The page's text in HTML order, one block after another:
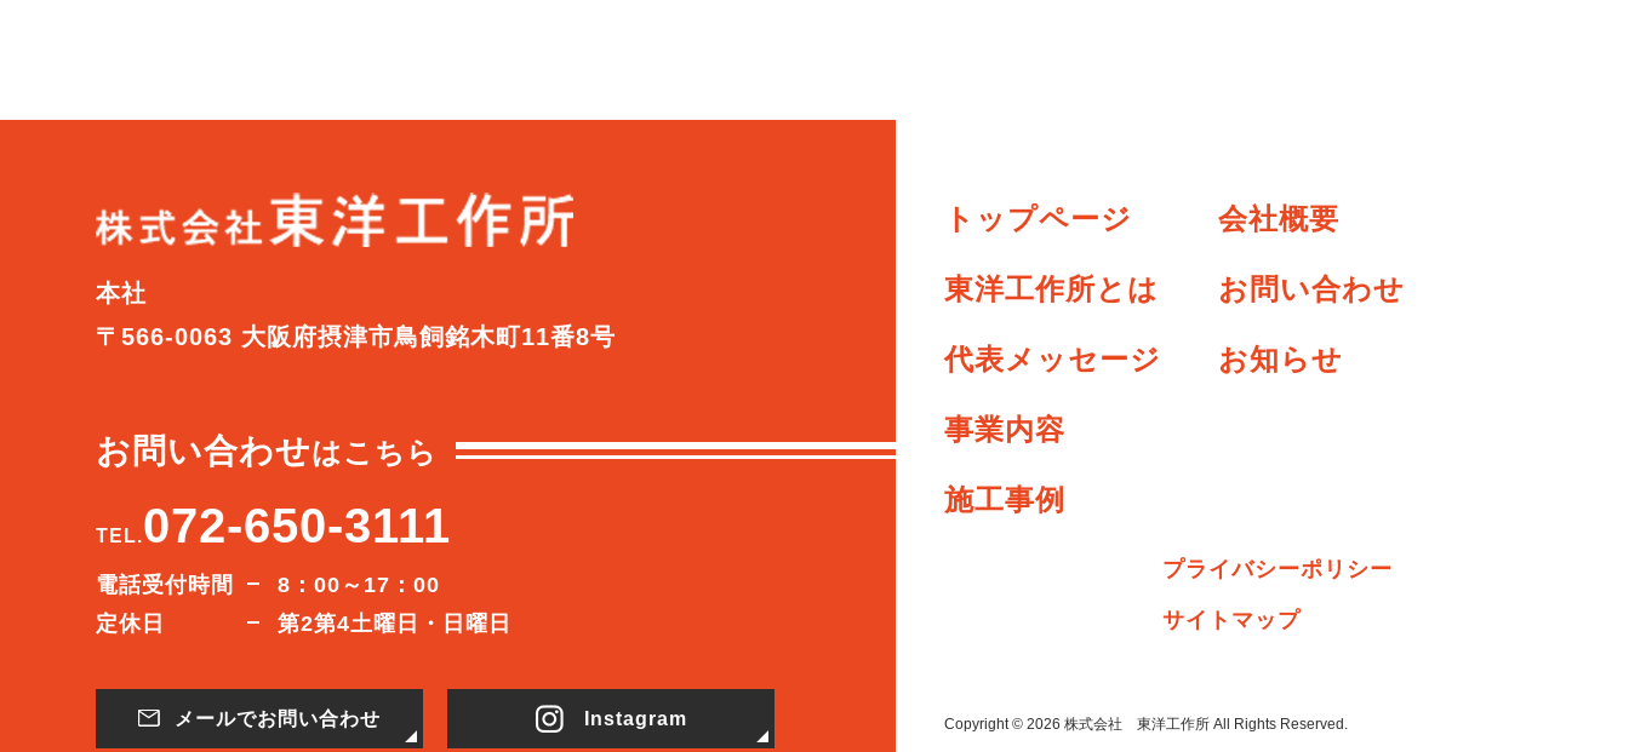
本社
〒566-0063 大阪府摂津市鳥飼銘木町11番8号
お問い合わせはこちら
TEL.072-650-3111
電話受付時間
8：00～17：00
定休日
第2第4土曜日・日曜日
メールでお問い合わせ Instagram
トップページ
東洋工作所とは
代表メッセージ
事業内容
施工事例
会社概要
お問い合わせ
お知らせ
プライバシーポリシー
サイトマップ
Copyright ©2026株式会社 東洋工作所 All Rights Reserved.